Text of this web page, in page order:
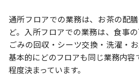
通所フロアでの業務は、お茶の配
ど。入所フロアでの業務は、食事
ごみの回収・シーツ交換・洗濯・お
基本的にどのフロアも同じ業務内容
程度決まっています。